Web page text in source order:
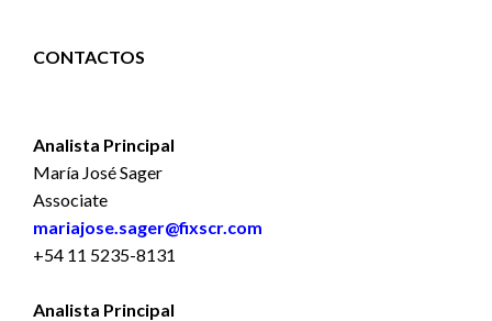
CONTACTOS
Analista Principal
María José Sager
Associate
mariajose.sager@fixscr.com
+54 11 5235-8131
Analista Principal